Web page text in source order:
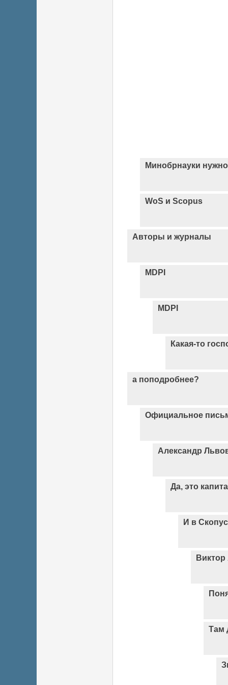
Минобрнауки нужно
WoS и Scopus
Авторы и журналы
MDPI
MDPI
Какая-то
а поподробнее?
Официальное
Александр
Да, это
И в
Там